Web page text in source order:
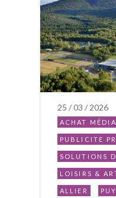
25 / 03 / 2026
ACHAT
PUBLICITE
SOLUTIONS
LOISIRS &
ALLIER